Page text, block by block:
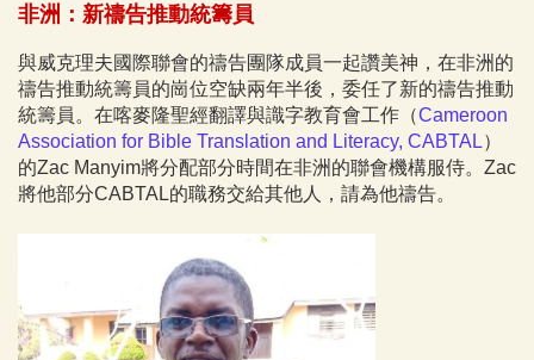
非洲：新禱告推動統籌員
與威克理夫國際聯會的禱告團隊成員一起讚美神，在非洲的
禱告推動統籌員的崗位空缺兩年半後，委任了新的禱告推動
統籌員。在喀麥隆聖經翻譯與識字教育會工作（Cameroon
Association for Bible Translation and Literacy, CABTAL）
的Zac Manyim將分配部分時間在非洲的聯會機構服侍。Zac
將他部分CABTAL的職務交給其他人，請為他禱告。